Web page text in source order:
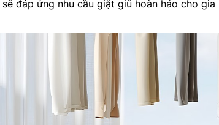
đáp ứng nhu cầu giặt giũ hoàn hảo cho gia